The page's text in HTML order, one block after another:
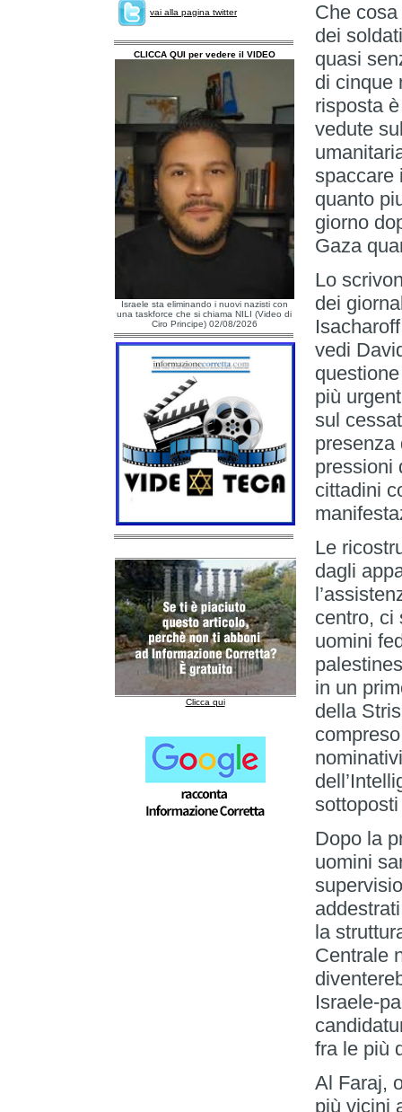
vai alla pagina twitter
CLICCA QUI per vedere il VIDEO
Israele sta eliminando i nuovi nazisti con
una taskforce che si chiama NILI (Video di
Ciro Principe) 02/08/2026
Clicca qui
Che
dei
quasi
di cinque
risposta
vedute
spaccare
quanto
giorno
Gaza
Lo
dei
vedi
più
sul
presenza
pressioni
cittadini
Le
dagli
centro, ci
uomini
in un
della
Dopo la
uomini
la
Centrale
Israele-
fra le più
Al Faraj,
più vicini